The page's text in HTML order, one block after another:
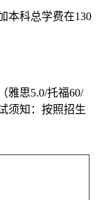
本科总学费在130
雅思5.0/托福60/
须知：按照招生